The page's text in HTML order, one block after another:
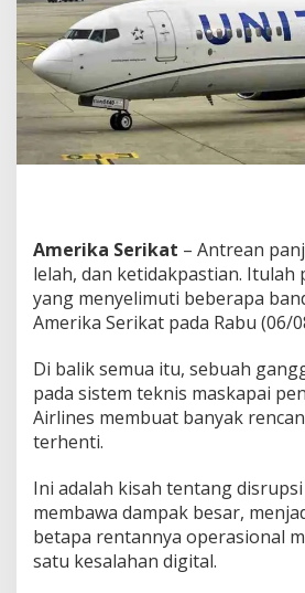
D
i
t
u
n
d
a
!
Amerika Serikat – Antrean
lelah, dan ketidakpastian. Itulah
yang menyelimuti beberapa
Amerika Serikat pada Rabu (06/
Di balik semua itu, sebuah
pada sistem teknis maskapai
Airlines membuat banyak
terhenti.
Ini adalah kisah tentang
membawa dampak besar,
betapa rentannya operasional
satu kesalahan digital.